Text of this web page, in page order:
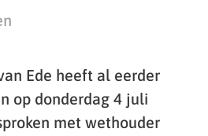
Ede heeft al eerder
op donderdag 4 juli
met wethouder